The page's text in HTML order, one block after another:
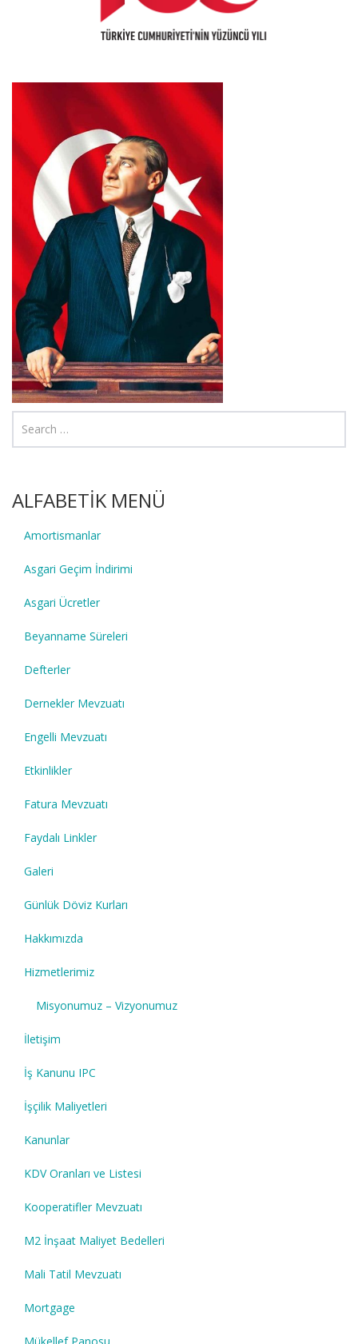
ALFABETİK MENÜ
Amortismanlar
Asgari Geçim İndirimi
Asgari Ücretler
Beyanname Süreleri
Defterler
Dernekler Mevzuatı
Engelli Mevzuatı
Etkinlikler
Fatura Mevzuatı
Faydalı Linkler
Galeri
Günlük Döviz Kurları
Hakkımızda
Hizmetlerimiz
Misyonumuz – Vizyonumuz
İletişim
İş Kanunu IPC
İşçilik Maliyetleri
Kanunlar
KDV Oranları ve Listesi
Kooperatifler Mevzuatı
M2 İnşaat Maliyet Bedelleri
Mali Tatil Mevzuatı
Mortgage